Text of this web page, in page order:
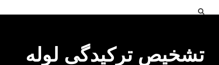
تشخیص ترکیدگی لوله